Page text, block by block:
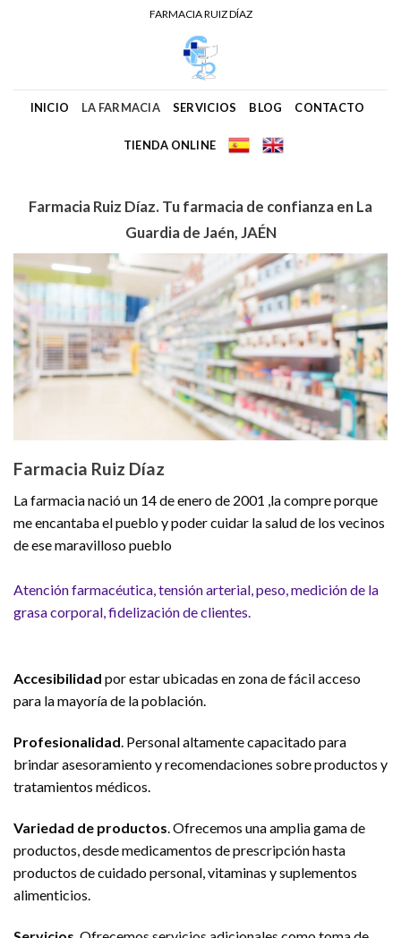
FARMACIA RUIZ DÍAZ
INICIO LA FARMACIA SERVICIOS BLOG CONTACTO
TIENDA ONLINE
Farmacia Ruiz Díaz. Tu farmacia de confianza en La
Guardia de Jaén, JAÉN
Farmacia Ruiz Díaz
La farmacia nació un 14 de enero de 2001 ,la compre porque
me encantaba el pueblo y poder cuidar la salud de los vecinos
de ese maravilloso pueblo
Atención farmacéutica, tensión arterial, peso, medición de la
grasa corporal, fidelización de clientes.
Accesibilidad por estar ubicadas en zona de fácil acceso
para la mayoría de la población.
Profesionalidad. Personal altamente capacitado para
brindar asesoramiento y recomendaciones sobre productos y
tratamientos médicos.
Variedad de productos . Ofrecemos una amplia gama de
productos, desde medicamentos de prescripción hasta
productos de cuidado personal, vitaminas y suplementos
alimenticios.